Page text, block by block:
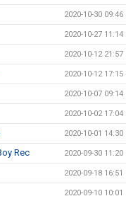
2020-10-30 09:46
2020-10-27 11:14
2020-10-12 21:57
2020-10-12 17:15
2020-10-07 09:14
2020-10-02 17:04
2020-10-01 14:30
Rec 2020-09-30 11:20
2020-09-18 16:51
2020-09-10 10:01